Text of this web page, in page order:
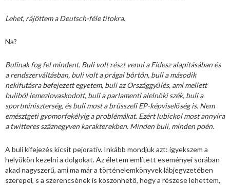
Lehet, rájöttem a Deutsch-féle titokra.
Na?
Bulinak fog fel mindent. Buli volt részt venni a Fidesz alapításában és
a rendszerváltásban, buli volt a prágai börtön, buli a második
nekifutásra befejezett egyetem, buli az Országgyűlés, ami mellett
buliból lemezlovaskodott, buli a parlamenti alelnöki szék, buli a
sportminiszterség, és buli most a brüsszeli EP-képviselőség is. Nem
emésztgeti gyomorfekélyig a problémákat. Ezért lubickol most annyira
a twitteres száznegyven karakterekben. Minden buli, minden poén.
A buli kifejezés kicsit pejoratív. Inkább mondjuk azt: igyekszem a
helyükön kezelni a dolgokat. Az életem említett eseményei sorában
akad nagyszerű, ami ma már a történelemkönyvek lábjegyzetében
szerepel, s a szerencsének is köszönhető, hogy a részese lehettem,